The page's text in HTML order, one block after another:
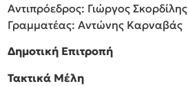
Αντιπρόεδρος: Γιώργος Σκορδίλης
Γραμματέας: Αντώνης Καρναβάς
Δημοτική Επιτροπή
Τακτικά Μέλη